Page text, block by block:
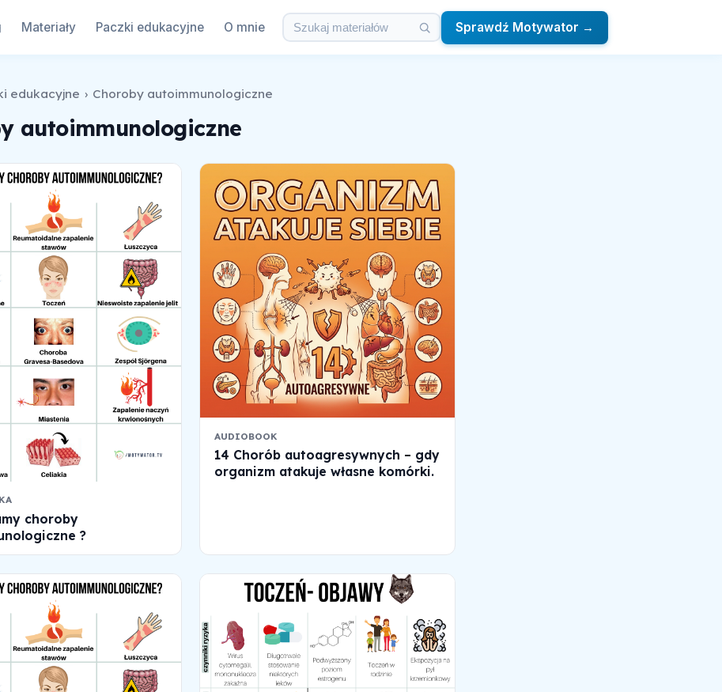
Materiały Paczki edukacyjne O mnie Sprawdź Motywator →
edukacyjne › Choroby autoimmunologiczne
autoimmunologiczne
choroby
?
AUDIOBOOK
14 Chorób autoagresywnych – gdy
organizm atakuje własne komórki.